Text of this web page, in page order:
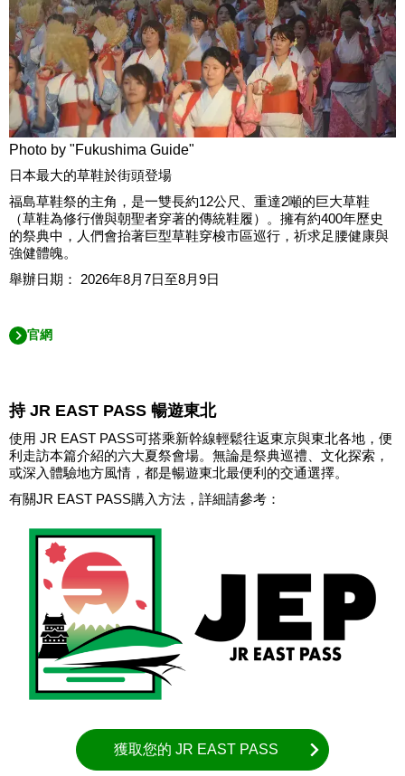
Photo by "Fukushima Guide"
日本最大的草鞋於街頭登場
福島草鞋祭的主角，是一雙長約12公尺、重達2噸的巨大草鞋
（草鞋為修行僧與朝聖者穿著的傳統鞋履）。擁有約400年歷史
的祭典中，人們會抬著巨型草鞋穿梭市區巡行，祈求足腰健康與
強健體魄。
舉辦日期： 2026年8月7日至8月9日
官網
持 JR EAST PASS 暢遊東北
使用 JR EAST PASS可搭乘新幹線輕鬆往返東京與東北各地，便
利走訪本篇介紹的六大夏祭會場。無論是祭典巡禮、文化探索，
或深入體驗地方風情，都是暢遊東北最便利的交通選擇。
有關JR EAST PASS購入方法，詳細請參考：
獲取您的 JR EAST PASS